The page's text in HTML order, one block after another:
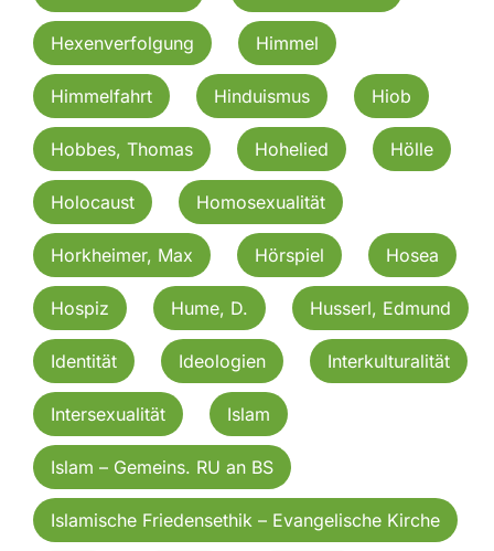
Hexenverfolgung Himmel
Himmelfahrt Hinduismus Hiob
Hobbes, Thomas Hohelied Hölle
Holocaust Homosexualität
Horkheimer, Max Hörspiel Hosea
Hospiz Hume, D. Husserl, Edmund
Identität Ideologien Interkulturalität
Intersexualität Islam
Islam – Gemeins. RU an BS
Islamische Friedensethik – Evangelische Kirche